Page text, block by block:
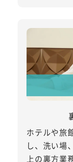
ホテルや旅
し、洗い場
上の裏方業